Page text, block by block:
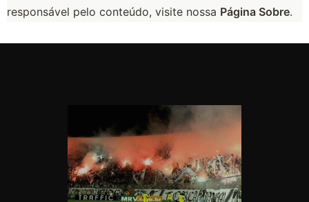
responsável pelo conteúdo, visite nossa Página Sobre.